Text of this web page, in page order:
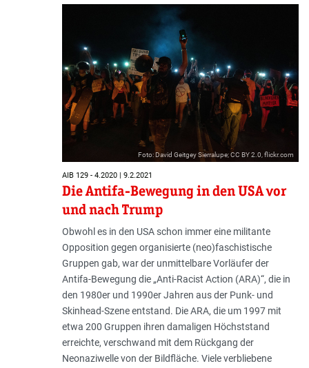
Foto: David Geitgey Sierralupe; CC BY 2.0, flickr.com
AIB 129 - 4.2020 | 9.2.2021
Die Antifa-Bewegung in den USA vor
und nach Trump
Obwohl es in den USA schon immer eine militante
Opposition gegen organisierte (neo)faschistische
Gruppen gab, war der unmittelbare Vorläufer der
Antifa-Bewegung die „Anti-Racist Action (ARA)“, die in
den 1980er und 1990er Jahren aus der Punk- und
Skinhead-Szene entstand. Die ARA, die um 1997 mit
etwa 200 Gruppen ihren damaligen Höchststand
erreichte, verschwand mit dem Rückgang der
Neonaziwelle von der Bildfläche. Viele verbliebene